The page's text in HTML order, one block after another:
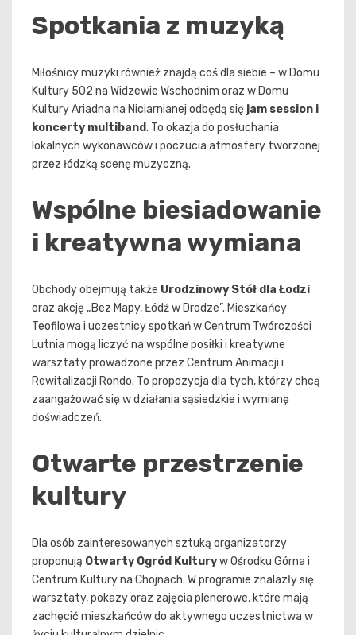
Spotkania z muzyką
Miłośnicy muzyki również znajdą coś dla siebie – w Domu
Kultury 502 na Widzewie Wschodnim oraz w Domu
Kultury Ariadna na Niciarnianej odbędą się jam session i
koncerty multiband. To okazja do posłuchania
lokalnych wykonawców i poczucia atmosfery tworzonej
przez łódzką scenę muzyczną.
Wspólne biesiadowanie
i kreatywna wymiana
Obchody obejmują także Urodzinowy Stół dla Łodzi
oraz akcję „Bez Mapy, Łódź w Drodze”. Mieszkańcy
Teofilowa i uczestnicy spotkań w Centrum Twórczości
Lutnia mogą liczyć na wspólne posiłki i kreatywne
warsztaty prowadzone przez Centrum Animacji i
Rewitalizacji Rondo. To propozycja dla tych, którzy chcą
zaangażować się w działania sąsiedzkie i wymianę
doświadczeń.
Otwarte przestrzenie
kultury
Dla osób zainteresowanych sztuką organizatorzy
proponują Otwarty Ogród Kulturyw Ośrodku Górna i
Centrum Kultury na Chojnach. W programie znalazły się
warsztaty, pokazy oraz zajęcia plenerowe, które mają
zachęcić mieszkańców do aktywnego uczestnictwa w